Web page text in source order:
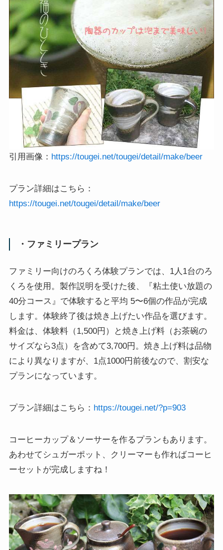
引用画像： https://tougei.net/tougei/detail/make/beer
プラン詳細はこちら：
https://tougei.net/tougei/detail/make/beer
・ファミリープラン
ファミリー向けのろくろ体験プランでは、1人1台のろ
くろを使用。製作説明を受けた後、『粘土使い放題の
40分コース』で体験すると平均 5〜6個の作品が完成
します。体験終了後は焼き上げたい作品を選びます。
料金は、体験料（1,500円）と焼き上げ料（お茶碗の
サイズなら3点）を含めて3,700円。焼き上げ料は品物
により異なりますが、1点1000円前後なので、割安な
プランになっています。
プラン詳細はこちら： https://tougei.net/?p=903
コーヒーカップ＆ソーサーを作るプランもあります。
あわせてシュガーポット、クリーマーも作ればコーヒ
ーセットが完成しますね！